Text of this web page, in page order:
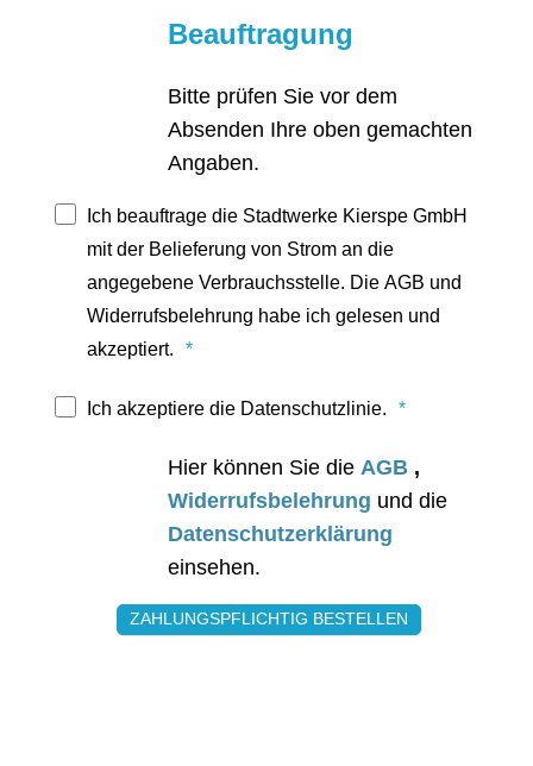
Beauftragung
Bitte prüfen Sie vor dem
Absenden Ihre oben gemachten
Angaben.
Ich beauftrage die Stadtwerke Kierspe GmbH
mit der Belieferung von Strom an die
angegebene Verbrauchsstelle. Die AGB und
Widerrufsbelehrung habe ich gelesen und
akzeptiert.
Ich akzeptiere die Datenschutzlinie.
Hier können Sie die AGB ,
Widerrufsbelehrung und die
Datenschutzerklärung
einsehen.